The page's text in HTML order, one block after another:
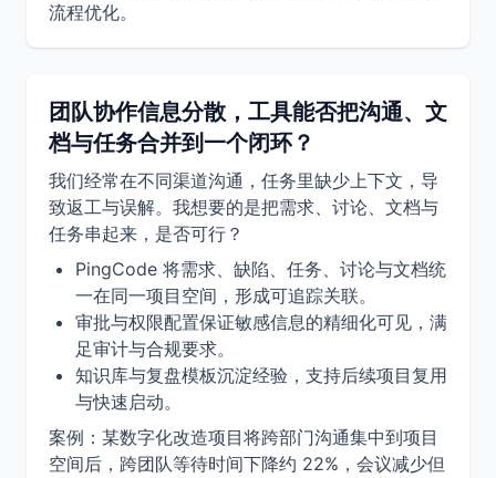
流程优化。
团队协作信息分散，工具能否把沟通、文
档与任务合并到一个闭环？
我们经常在不同渠道沟通，任务里缺少上下文，导
致返工与误解。我想要的是把需求、讨论、文档与
任务串起来，是否可行？
PingCode 将需求、缺陷、任务、讨论与文档统
一在同一项目空间，形成可追踪关联。
审批与权限配置保证敏感信息的精细化可见，满
足审计与合规要求。
知识库与复盘模板沉淀经验，支持后续项目复用
与快速启动。
案例：某数字化改造项目将跨部门沟通集中到项目
空间后，跨团队等待时间下降约 22%，会议减少但